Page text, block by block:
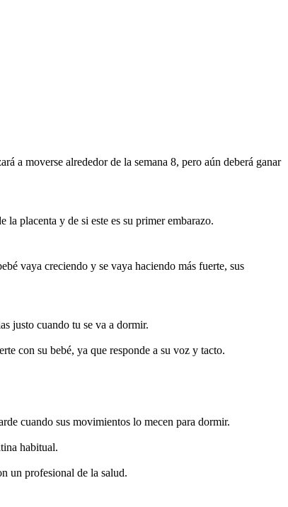
a moverse alrededor de la semana 8, pero aún deberá ganar
la placenta y de si este es su primer embarazo.
vaya creciendo y se vaya haciendo más fuerte, sus
justo cuando tu se va a dormir.
con su bebé, ya que responde a su voz y tacto.
cuando sus movimientos lo mecen para dormir.
habitual.
un profesional de la salud.